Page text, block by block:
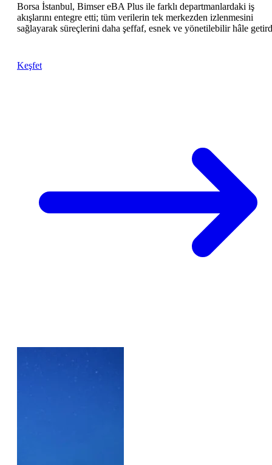
Borsa İstanbul, Bimser eBA Plus ile farklı departmanlardaki iş
akışlarını entegre etti; tüm verilerin tek merkezden izlenmesini
sağlayarak süreçlerini daha şeffaf, esnek ve yönetilebilir hâle
Keşfet